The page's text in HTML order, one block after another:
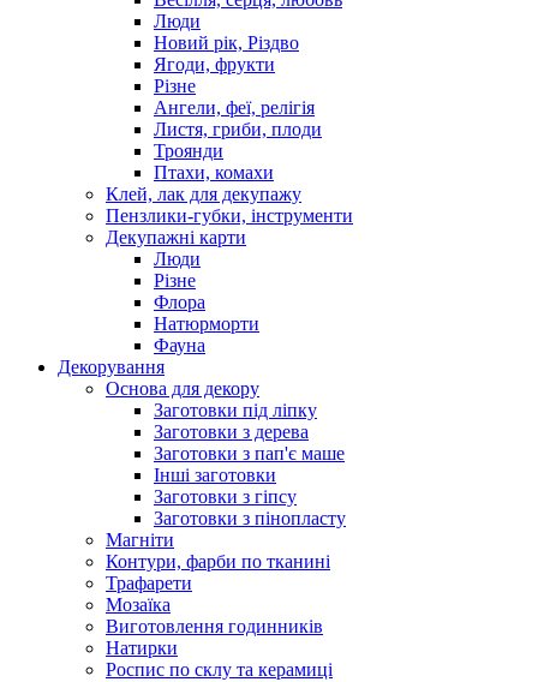
Люди
Новий рік, Різдво
Ягоди, фрукти
Різне
Ангели, феї, релігія
Листя, гриби, плоди
Троянди
Птахи, комахи
Клей, лак для декупажу
Пензлики-губки, інструменти
Декупажні карти
Люди
Різне
Флора
Натюрморти
Фауна
Декорування
Основа для декору
Заготовки під ліпку
Заготовки з дерева
Заготовки з пап'є маше
Інші заготовки
Заготовки з гіпсу
Заготовки з пінопласту
Магніти
Контури, фарби по тканині
Трафарети
Мозаїка
Виготовлення годинників
Натирки
Роспис по склу та керамиці